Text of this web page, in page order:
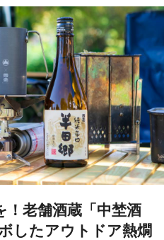
老舗酒蔵「中埜酒
したアウトドア熱燗